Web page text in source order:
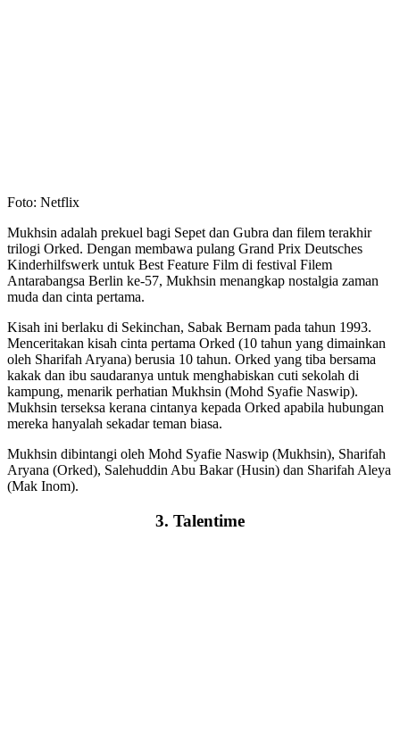
Foto: Netflix
Mukhsin adalah prekuel bagi Sepet dan Gubra dan filem terakhir
trilogi Orked. Dengan membawa pulang Grand Prix Deutsches
Kinderhilfswerk untuk Best Feature Film di festival Filem
Antarabangsa Berlin ke-57, Mukhsin menangkap nostalgia zaman
muda dan cinta pertama.
Kisah ini berlaku di Sekinchan, Sabak Bernam pada tahun 1993.
Menceritakan kisah cinta pertama Orked (10 tahun yang dimainkan
oleh Sharifah Aryana) berusia 10 tahun. Orked yang tiba bersama
kakak dan ibu saudaranya untuk menghabiskan cuti sekolah di
kampung, menarik perhatian Mukhsin (Mohd Syafie Naswip).
Mukhsin terseksa kerana cintanya kepada Orked apabila hubungan
mereka hanyalah sekadar teman biasa.
Mukhsin dibintangi oleh Mohd Syafie Naswip (Mukhsin), Sharifah
Aryana (Orked), Salehuddin Abu Bakar (Husin) dan Sharifah Aleya
(Mak Inom).
3. Talentime